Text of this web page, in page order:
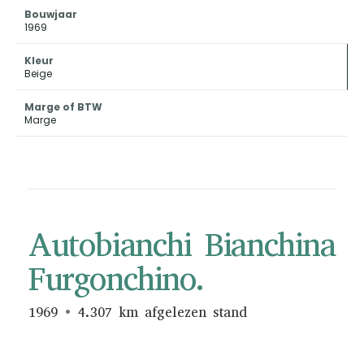
Bouwjaar
1969
Kleur
Beige
Marge of BTW
Marge
Autobianchi Bianchina
Furgonchino.
1969 4.307 km afgelezen stand